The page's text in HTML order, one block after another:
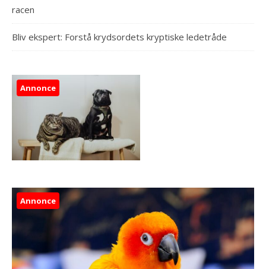
racen
Bliv ekspert: Forstå krydsordets kryptiske ledetråde
Annonce
Annonce